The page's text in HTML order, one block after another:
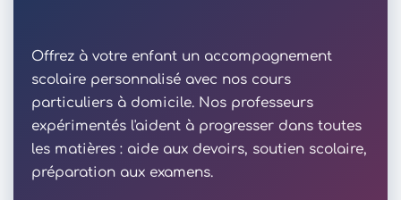
Offrez à votre enfant un accompagnement
scolaire personnalisé avec nos cours
particuliers à domicile. Nos professeurs
expérimentés l'aident à progresser dans toutes
les matières : aide aux devoirs, soutien scolaire,
préparation aux examens.